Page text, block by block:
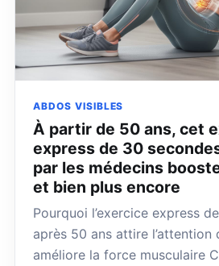
ABDOS VISIBLES
À partir de 50 ans, cet
express de 30
par les médecins
et bien plus encore
Pourquoi l’exercice express
après 50 ans attire l’attention
améliore la force musculaire